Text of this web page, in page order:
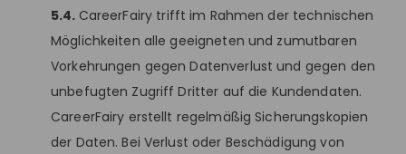
5.4. CareerFairy trifft im Rahmen der technischen
Möglichkeiten alle geeigneten und zumutbaren
Vorkehrungen gegen Datenverlust und gegen den
unbefugten Zugriff Dritter auf die Kundendaten.
CareerFairy erstellt regelmäßig Sicherungskopien
der Daten. Bei Verlust oder Beschädigung von